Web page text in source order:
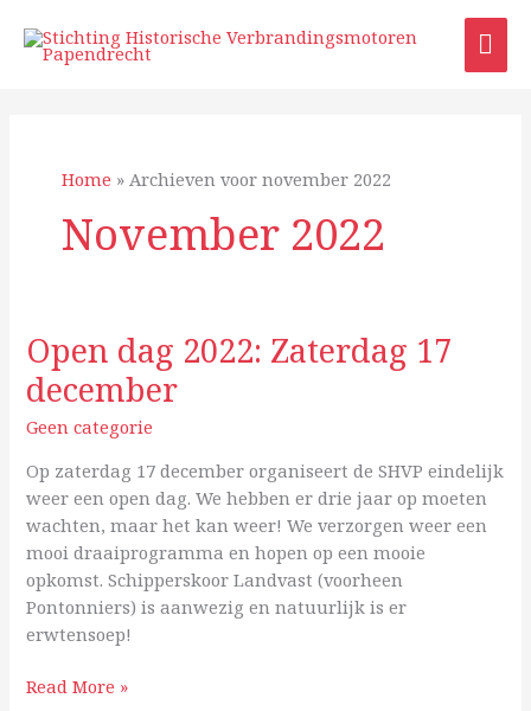
naar
Home » Archieven voor november 2022
November 2022
Open dag 2022: Zaterdag 17
december
Geen categorie
Op zaterdag 17 december organiseert de SHVP eindelijk
weer een open dag. We hebben er drie jaar op moeten
wachten, maar het kan weer! We verzorgen weer een
mooi draaiprogramma en hopen op een mooie
opkomst. Schipperskoor Landvast (voorheen
Pontonniers) is aanwezig en natuurlijk is er
erwtensoep!
Open
dag
2022:
Zaterdag
december
Read More »